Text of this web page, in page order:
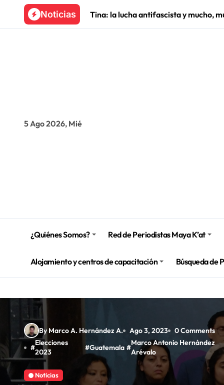
content
Noticias Santa Cruz Chinautla
5 Ago 2026, Mié
¿Quiénes Somos? Red de Periodistas Maya K’at
Alojamiento y centros de capacitación Búsqueda de
By Marco A. Hernández A. Ago 3, 2023
0 Comments
#
Elecciones
2023
#Guatemala #
Marco Antonio Hernández
Arévalo
Noticias